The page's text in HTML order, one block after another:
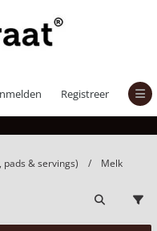
Registreer
pads & servings) Melk